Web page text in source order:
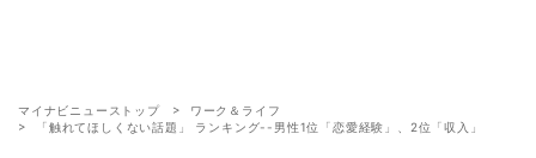
マイナビニューストップ
ワーク＆ライフ
「触れてほしくない話題」 ランキング--男性1位「恋愛経験」、2位「収入」